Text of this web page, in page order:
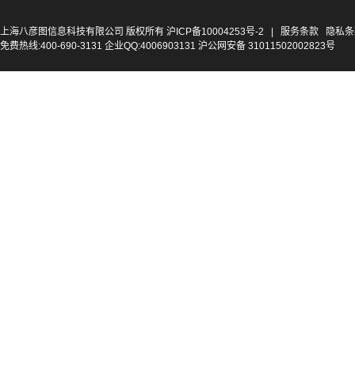
上海八彦图信息科技有限公司 版权所有 沪ICP备10004253号-2 服务条款
隐私
免费热线:400-690-3131 企业QQ:4006903131 沪公网安备 31011502002823号